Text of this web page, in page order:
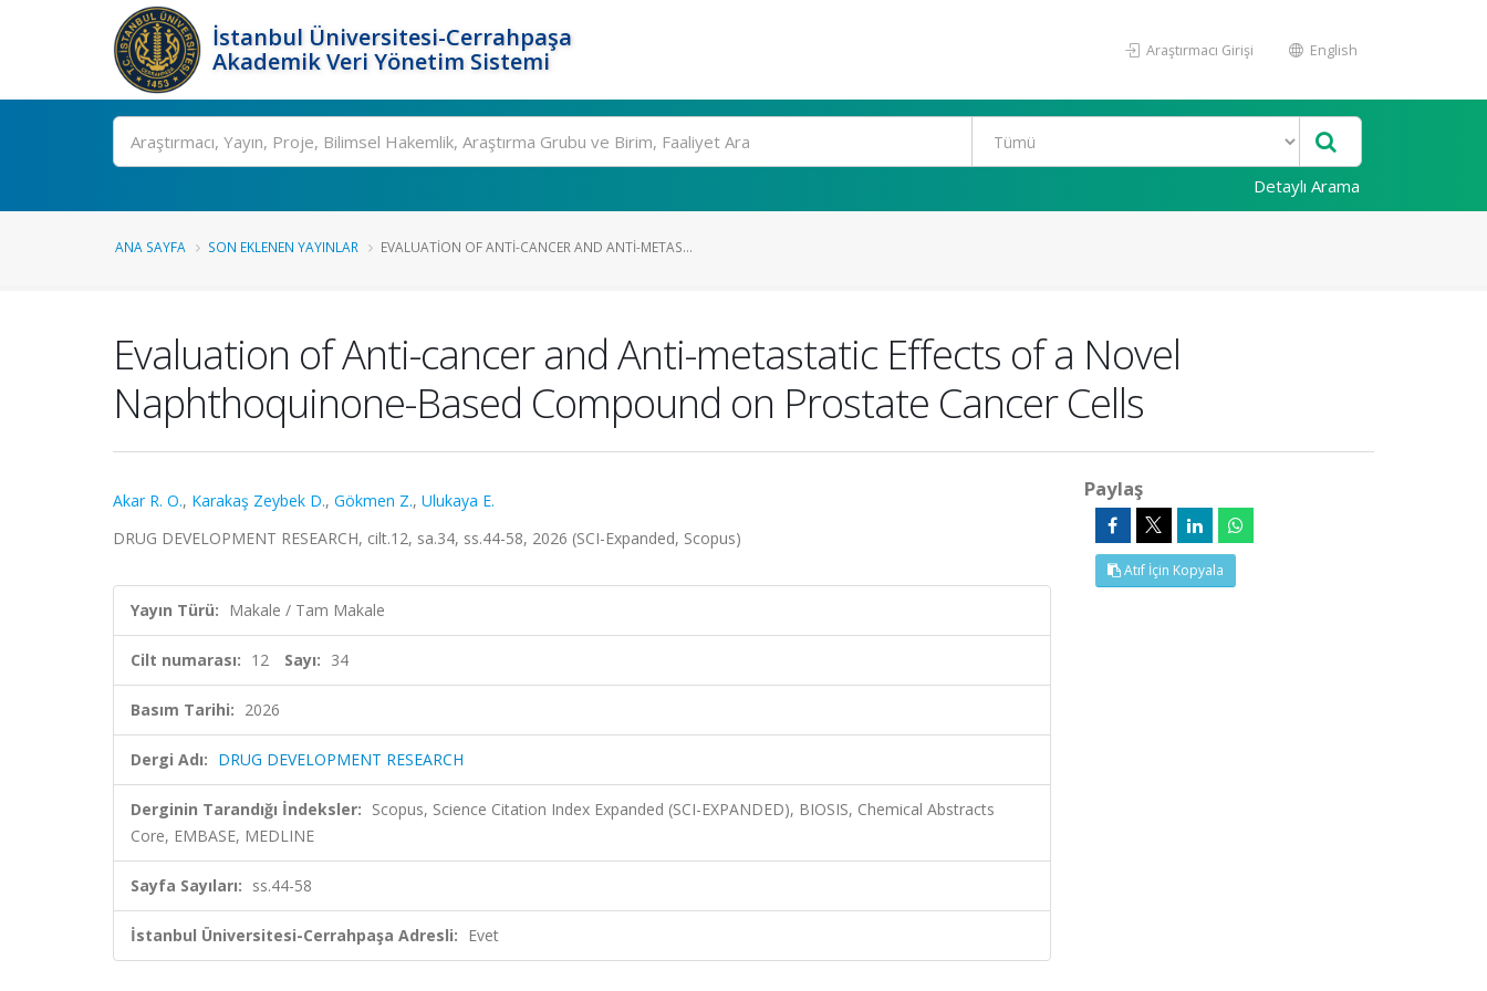
İstanbul Üniversitesi-Cerrahpaşa
Akademik Veri Yönetim Sistemi
Araştırmacı Girişi English
Ara
Detaylı Arama
ANA SAYFA SON EKLENEN YAYINLAR EVALUATION OF ANTI-CANCER AND ANTI-METAS...
Evaluation of Anti-cancer and Anti-metastatic Effects of a Novel
Naphthoquinone-Based Compound on Prostate Cancer Cells
Akar R. O., Karakaş Zeybek D., Gökmen Z., Ulukaya E.
DRUG DEVELOPMENT RESEARCH, cilt.12, sa.34, ss.44-58, 2026 (SCI-Expanded, Scopus)
Yayın Türü: Makale / Tam Makale
Cilt numarası: 12 Sayı: 34
Basım Tarihi: 2026
Dergi Adı: DRUG DEVELOPMENT RESEARCH
Derginin Tarandığı İndeksler: Scopus, Science Citation Index Expanded (SCI-EXPANDED), BIOSIS, Chemical Abstracts
Core, EMBASE, MEDLINE
Sayfa Sayıları: ss.44-58
İstanbul Üniversitesi-Cerrahpaşa Adresli: Evet
Paylaş
Atıf İçin Kopyala